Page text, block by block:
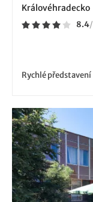
Královéhradecko
8.4/
Rychlépředstavení